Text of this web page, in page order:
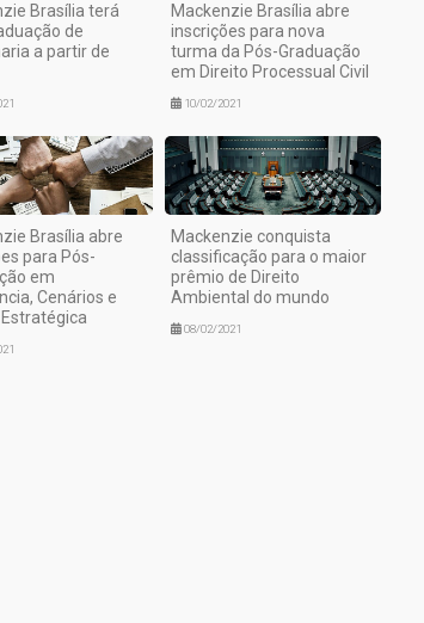
Brasília terá
de
a partir de
Mackenzie Brasília abre
inscrições para nova
turma da Pós-Graduação
em Direito Processual Civil
10/02/2021
Brasília abre
para Pós-
em
Cenários e
Mackenzie conquista
classificação para o maior
prêmio de Direito
Ambiental do mundo
08/02/2021